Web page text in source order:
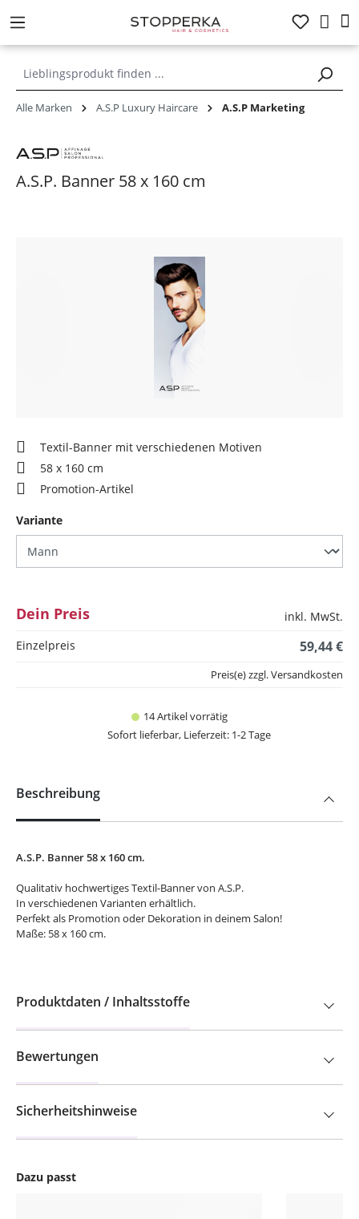
springen
Alle Marken A.S.P Luxury Haircare A.S.P Marketing
A.S.P. Banner 58 x 160 cm
Textil-Banner mit verschiedenen Motiven
58 x 160 cm
Promotion-Artikel
Varianteauswählen
Dein Preis
inkl. MwSt.
Einzelpreis
59,44 €
14 Artikel vorrätig
Sofort lieferbar, Lieferzeit: 1-2 Tage
Preis(e) zzgl. Versandkosten
Dazu passt
Beschreibung
A.S.P. Banner 58 x 160 cm.
Qualitativ hochwertiges Textil-Banner von A.S.P.
In verschiedenen Varianten erhältlich.
Perfekt als Promotion oder Dekoration in deinem Salon!
Maße: 58 x 160 cm.
Produktdaten / Inhaltsstoffe
Bewertungen
Sicherheitshinweise